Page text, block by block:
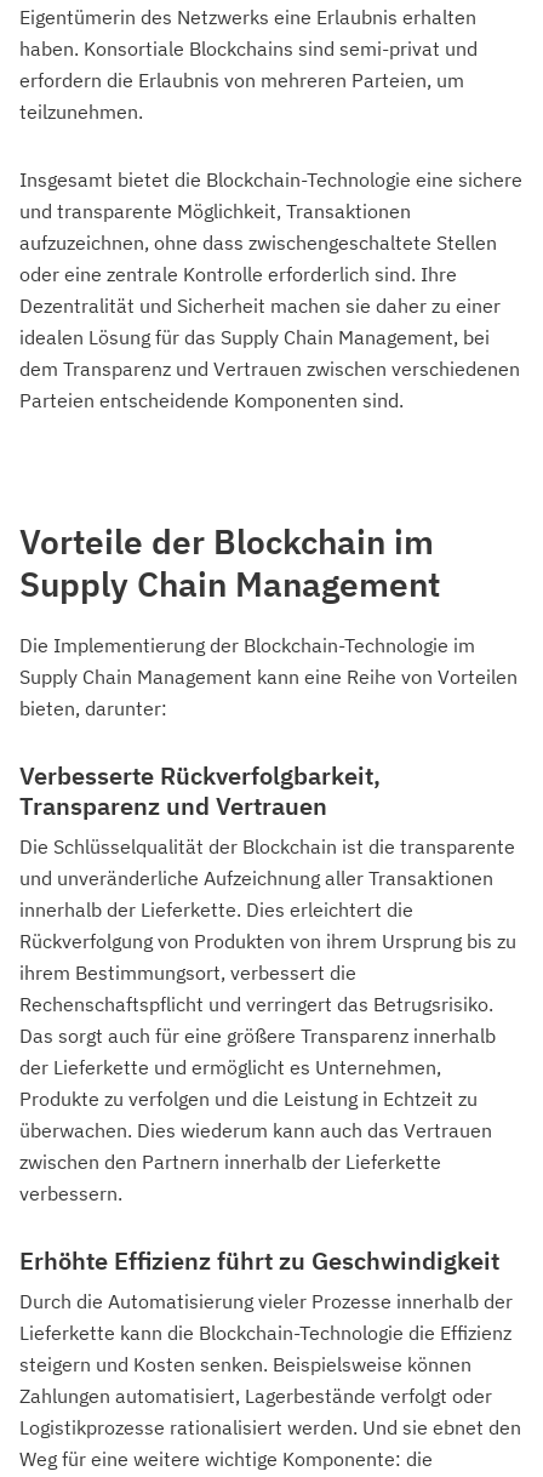
Eigentümerin des Netzwerks eine Erlaubnis erhalten
haben. Konsortiale Blockchains sind semi-privat und
erfordern die Erlaubnis von mehreren Parteien, um
teilzunehmen.
Insgesamt bietet die Blockchain-Technologie eine sichere
und transparente Möglichkeit, Transaktionen
aufzuzeichnen, ohne dass zwischengeschaltete Stellen
oder eine zentrale Kontrolle erforderlich sind. Ihre
Dezentralität und Sicherheit machen sie daher zu einer
idealen Lösung für das Supply Chain Management, bei
dem Transparenz und Vertrauen zwischen verschiedenen
Parteien entscheidende Komponenten sind.
Vorteile der Blockchain im
Supply Chain Management
Die Implementierung der Blockchain-Technologie im
Supply Chain Management kann eine Reihe von Vorteilen
bieten, darunter:
Verbesserte Rückverfolgbarkeit,
Transparenz und Vertrauen
Die Schlüsselqualität der Blockchain ist die transparente
und unveränderliche Aufzeichnung aller Transaktionen
innerhalb der Lieferkette. Dies erleichtert die
Rückverfolgung von Produkten von ihrem Ursprung bis zu
ihrem Bestimmungsort, verbessert die
Rechenschaftspflicht und verringert das Betrugsrisiko.
Das sorgt auch für eine größere Transparenz innerhalb
der Lieferkette und ermöglicht es Unternehmen,
Produkte zu verfolgen und die Leistung in Echtzeit zu
überwachen. Dies wiederum kann auch das Vertrauen
zwischen den Partnern innerhalb der Lieferkette
verbessern.
Erhöhte Effizienz führt zu Geschwindigkeit
Durch die Automatisierung vieler Prozesse innerhalb der
Lieferkette kann die Blockchain-Technologie die Effizienz
steigern und Kosten senken. Beispielsweise können
Zahlungen automatisiert, Lagerbestände verfolgt oder
Logistikprozesse rationalisiert werden. Und sie ebnet den
Weg für eine weitere wichtige Komponente: die